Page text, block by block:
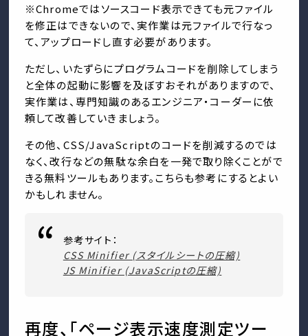
※Chromeではソースコード表示できても元ファイル
を修正はできないので、実作業は元ファイルで行なっ
て、アップロードし直す必要があります。
ただし、いたずらにプログラムコードを削除してしまう
と全体の起動に影響を及ぼすおそれがありますので、
実作業は、専門知識のあるエンジニア・コーダーに依
頼して改善していきましょう。
その他、CSS/JavaScriptのコードを削減するのでは
なく、改行などの無駄な余白を一発で取り除くことがで
きる無料ツールもあります。こちらも参考にするとよい
かもしれません。
参考サイト：
CSS Minifier (スタイルシートの圧縮)
JS Minifier (JavaScriptの圧縮)
再度、「ページ表示速度測定ツー